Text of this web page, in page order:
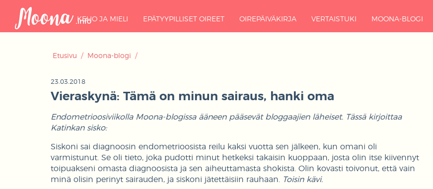
KEHO JA MIELI EPÄTYYPILLISET OIREET OIREPÄIVÄKIRJA VERTAISTUKI MOONA-BLOGI
Etusivu / Moona-blogi /
23.03.2018
Vieraskynä: Tämä on minun sairaus, hanki oma
Endometrioosiviikolla Moona-blogissa ääneen pääsevät bloggaajien läheiset. Tässä kirjoittaa
Katinkan sisko:
Siskoni sai diagnoosin endometrioosista reilu kaksi vuotta sen jälkeen, kun omani oli
varmistunut. Se oli tieto, joka pudotti minut hetkeksi takaisin kuoppaan, josta olin itse kiivennyt
toipuakseni omasta diagnoosista ja sen aiheuttamasta shokista. Olin kovasti toivonut, että vain
minä olisin perinyt sairauden, ja siskoni jätettäisiin rauhaan.
Toisin kävi.